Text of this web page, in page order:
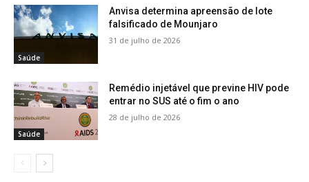
Saúde
Anvisa determina apreensão de lote
falsificado de Mounjaro
31 de julho de 2026
Saúde
Remédio injetável que previne HIV pode
entrar no SUS até o fim o ano
28 de julho de 2026